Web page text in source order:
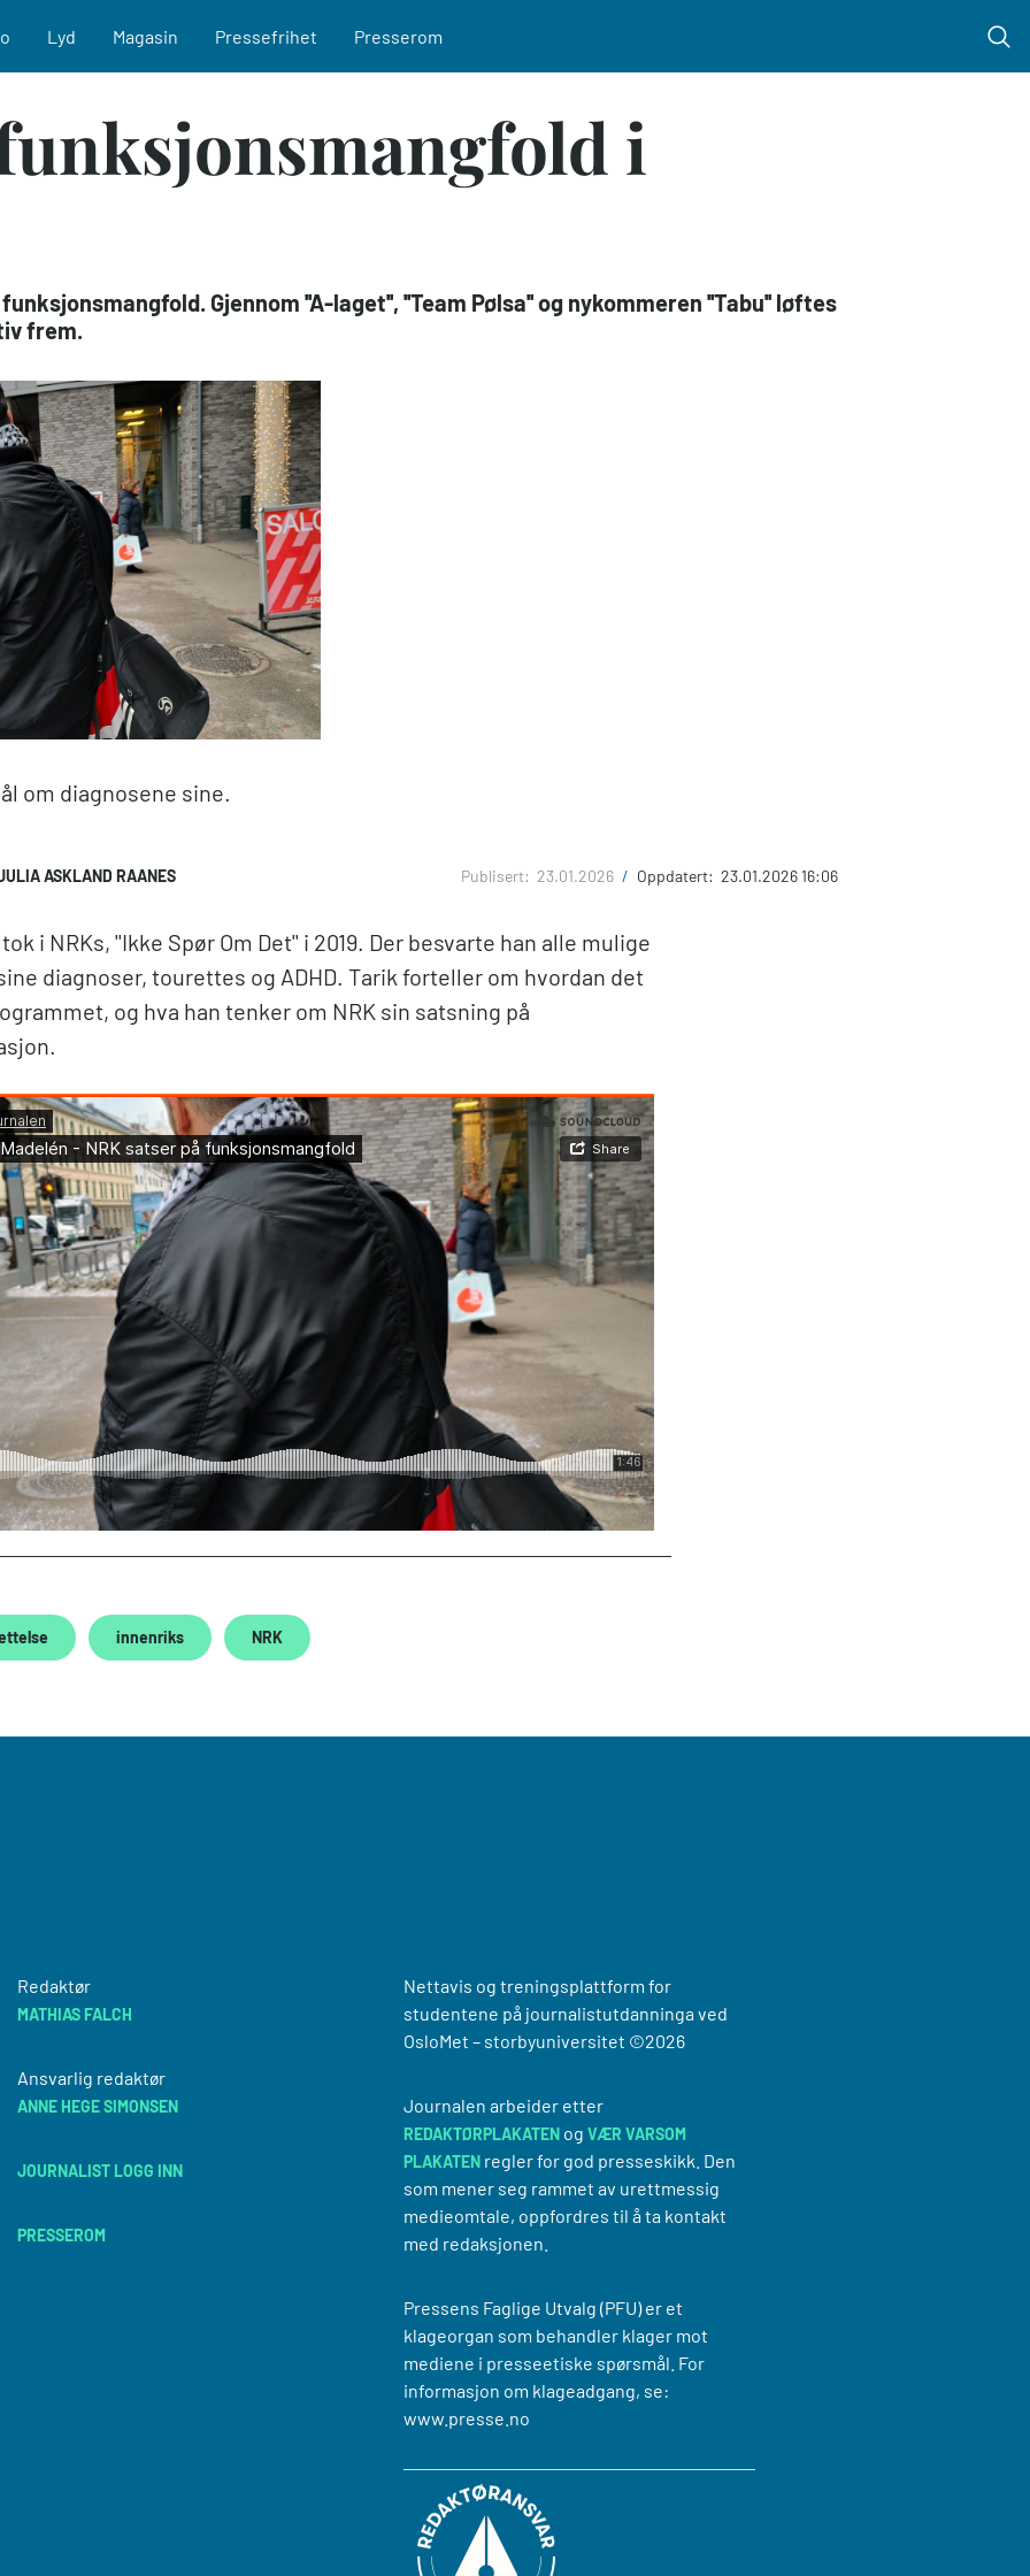
Lyd Magasin Pressefrihet Presserom
i
Gjennom ''A-laget'', ''Team Pølsa'' og nykommeren ''Tabu'' løftes
frem.
om diagnosene sine.
ASKLAND RAANES Publisert: 23.01.2026 / Oppdatert: 23.01.2026 16:06
i NRKs, ''Ikke Spør Om Det'' i 2019. Der besvarte han alle mulige
diagnoser, tourettes og ADHD. Tarik forteller om hvordan det
og hva han tenker om NRK sin satsning på
innenriks NRK
Redaktør
MATHIAS FALCH
Ansvarlig redaktør
ANNE HEGE SIMONSEN
JOURNALIST LOGG INN
PRESSEROM
Nettavis og treningsplattform for
studentene på journalistutdanninga ved
OsloMet – storbyuniversitet ©2026
Journalen arbeider etter
REDAKTØRPLAKATENog VÆR VARSOM
PLAKATENregler for god presseskikk. Den
som mener seg rammet av urettmessig
medieomtale, oppfordres til å ta kontakt
med redaksjonen.
Pressens Faglige Utvalg (PFU) er et
klageorgan som behandler klager mot
mediene i presseetiske spørsmål. For
informasjon om klageadgang, se:
www.presse.no